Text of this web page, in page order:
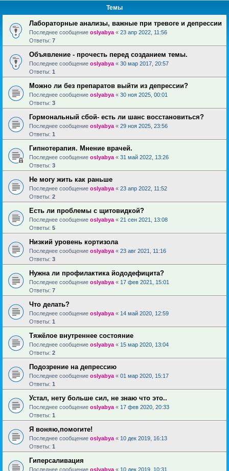
Темы
Лабораторные анализы, важные при тревоге и депрессии
Последнее сообщение oslyabya « 23 апр 2022, 11:56
Ответы: 7
Объявление - прочесть перед созданием темы.
Последнее сообщение oslyabya « 30 мар 2017, 20:57
Ответы: 1
Можно ли без препаратов выйти из депрессии?
Последнее сообщение oslyabya « 30 ноя 2025, 00:01
Ответы: 3
Гормональный сбой- есть ли шанс восстановиться?
Последнее сообщение oslyabya « 29 ноя 2025, 23:56
Ответы: 1
Гипнотерапия. Мнение врачей.
Последнее сообщение oslyabya « 31 май 2022, 13:26
Ответы: 3
Не могу жить как раньше
Последнее сообщение oslyabya « 23 апр 2022, 11:52
Ответы: 2
Есть ли проблемы с щитовидкой?
Последнее сообщение oslyabya « 21 сен 2021, 13:08
Ответы: 5
Низкий уровень кортизола
Последнее сообщение oslyabya « 23 авг 2021, 11:16
Ответы: 3
Нужна ли профилактика йододефицита?
Последнее сообщение oslyabya « 17 фев 2021, 15:01
Ответы: 7
Что делать?
Последнее сообщение oslyabya « 14 май 2020, 12:59
Ответы: 1
Тяжёлое внутреннее состояние
Последнее сообщение oslyabya « 15 мар 2020, 13:04
Ответы: 2
Подозрение на депрессию
Последнее сообщение oslyabya « 01 мар 2020, 15:17
Ответы: 1
Устал, нету больше сил, не знаю что это..
Последнее сообщение oslyabya « 17 фев 2020, 20:33
Ответы: 1
Я воняю,помогите!
Последнее сообщение oslyabya « 10 дек 2019, 16:13
Ответы: 1
Гиперсаливация
Последнее сообщение oslyabya « 10 дек 2019, 10:31